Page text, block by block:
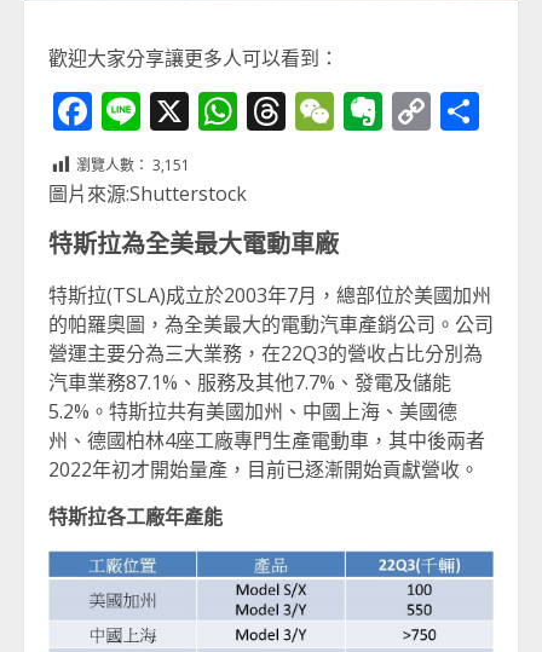
歡迎大家分享讓更多人可以看到：
Facebook
Line
X WhatsApp
Threads
WeChat
Evernote
Copy
瀏覽人數： 3,151
圖片來源:Shutterstock
特斯拉為全美最大電動車廠
特斯拉(TSLA)成立於2003年7月，總部位於美國加州
的帕羅奧圖，為全美最大的電動汽車產銷公司。公司
營運主要分為三大業務，在22Q3的營收占比分別為
汽車業務87.1%、服務及其他7.7%、發電及儲能
5.2%。特斯拉共有美國加州、中國上海、美國德
州、德國柏林4座工廠專門生產電動車，其中後兩者
2022年初才開始量產，目前已逐漸開始貢獻營收。
特斯拉各工廠年產能